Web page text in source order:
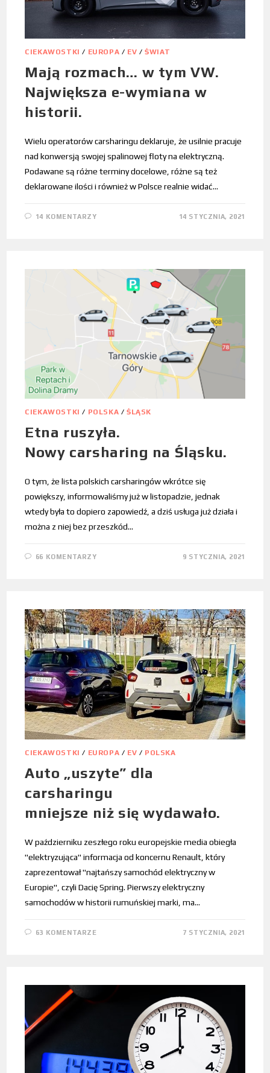
CIEKAWOSTKI / EUROPA / EV /ŚWIAT
Mają rozmach… w tym VW.
Największa e-wymiana w
historii.
Wielu operatorów carsharingu deklaruje, że usilnie pracuje
nad konwersją swojej spalinowej floty na elektryczną.
Podawane są różne terminy docelowe, różne są też
deklarowane ilości i również w Polsce realnie widać…
14 KOMENTARZY 14 STYCZNIA, 2021
CIEKAWOSTKI / POLSKA /ŚLĄSK
Etna ruszyła.
Nowy carsharing na Śląsku.
O tym, że lista polskich carsharingów wkrótce się
powiększy, informowaliśmy już w listopadzie, jednak
wtedy była to dopiero zapowiedź, a dziś usługa już działa i
można z niej bez przeszkód…
66 KOMENTARZY 9 STYCZNIA, 2021
CIEKAWOSTKI / EUROPA / EV / POLSKA
Auto „uszyte” dla
carsharingu
mniejsze niż się wydawało.
W październiku zeszłego roku europejskie media obiegła
"elektryzująca" informacja od koncernu Renault, który
zaprezentował "najtańszy samochód elektryczny w
Europie", czyli Dacię Spring. Pierwszy elektryczny
samochodów w historii rumuńskiej marki, ma…
63 KOMENTARZE 7 STYCZNIA, 2021